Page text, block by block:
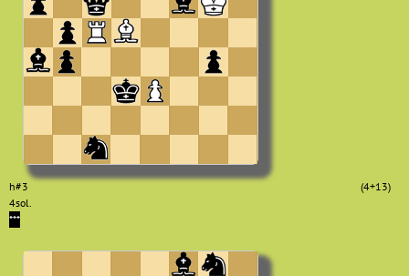
h#3
(4+13)
4sol.
***